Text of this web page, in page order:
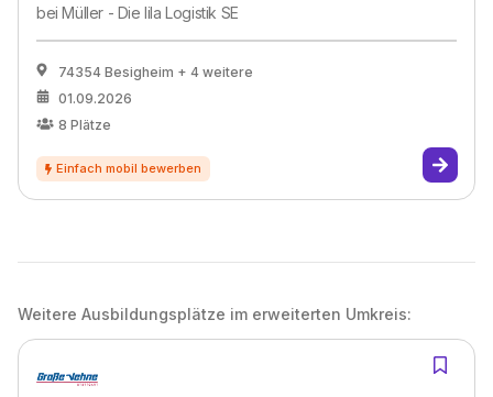
beiMüller - Die lila Logistik SE
74354 Besigheim + 4 weitere
01.09.2026
8 Plätze
Weitere Ausbildungsplätze im erweiterten Umkreis: